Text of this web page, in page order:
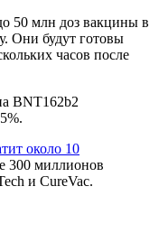
50 млн доз вакцины в
Они будут готовы
часов после
BNT162b2
около 10
300 миллионов
и CureVac.